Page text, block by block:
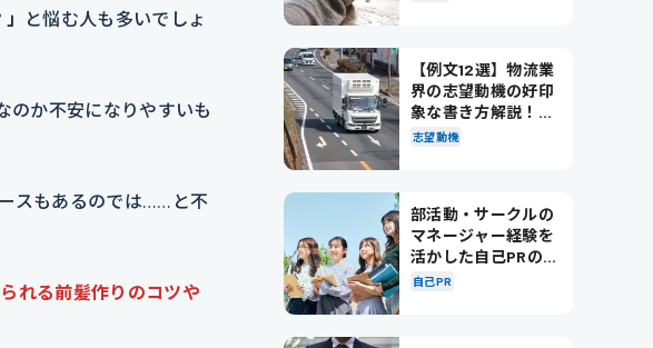
と悩む人も多いでしょ
のか不安になりやすいも
スもあるのでは……と不
れる前髪作りのコツや
【例文12選】物流業
界の志望動機の好印
象な書き方解説！パ
ターン別の例文も紹
志望動機
部活動・サークルの
マネージャー経験を
活かした自己PRの書
き方を徹底解説！
自己PR